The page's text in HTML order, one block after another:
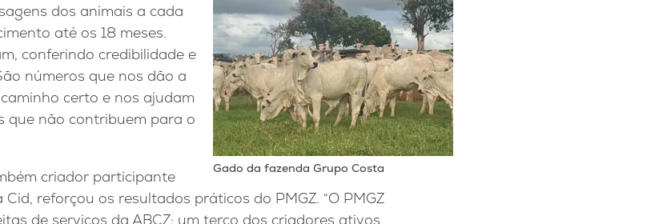
Gado da fazenda Grupo Costa
dos animais a cada
até os 18 meses.
conferindo credibilidade e
números que nos dão a
certo e nos ajudam
que não contribuem para o
criador participante
reforçou os resultados práticos do PMGZ. “O PMGZ
de serviços da ABCZ; um terço dos criadores ativos